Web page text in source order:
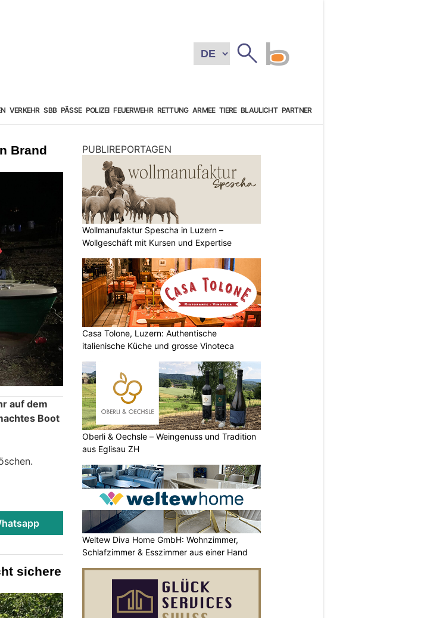
VERKEHR SBB PÄSSE POLIZEI FEUERWEHR RETTUNG ARMEE TIERE BLAULICHT PARTNER
Brand
auf dem
Boot
sichere
PUBLIREPORTAGEN
Wollmanufaktur Spescha in Luzern –
Wollgeschäft mit Kursen und Expertise
Casa Tolone, Luzern: Authentische
italienische Küche und grosse Vinoteca
Oberli & Oechsle – Weingenuss und Tradition
aus Eglisau ZH
Weltew Diva Home GmbH: Wohnzimmer,
Schlafzimmer & Esszimmer aus einer Hand